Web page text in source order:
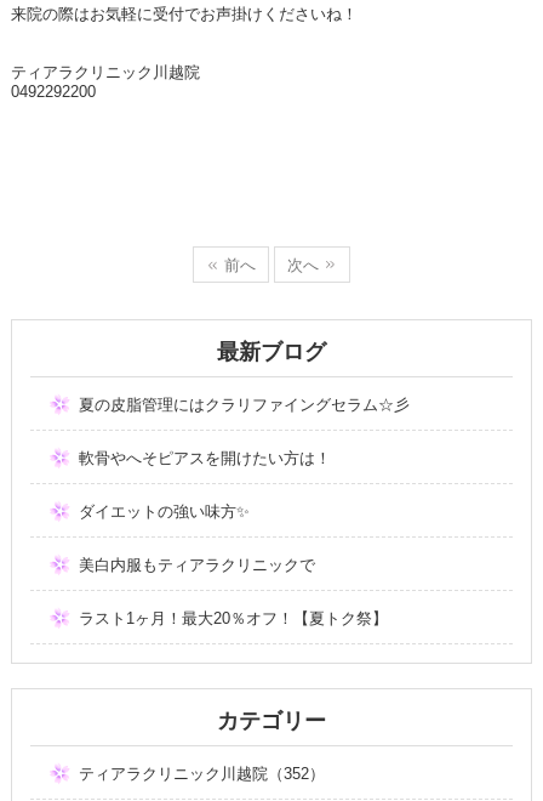
来院の際はお気軽に受付でお声掛けくださいね！
ティアラクリニック川越院
0492292200
前へ 次へ
最新ブログ
夏の皮脂管理にはクラリファイングセラム☆彡
軟骨やへそピアスを開けたい方は！
ダイエットの強い味方✨
美白内服もティアラクリニックで
ラスト1ヶ月！最大20％オフ！【夏トク祭】
カテゴリー
ティアラクリニック川越院（352）